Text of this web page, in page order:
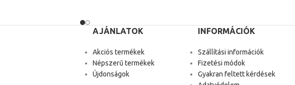
AJÁNLATOK
Akciós termékek
Népszerű termékek
Újdonságok
INFORMÁCIÓK
Szállítási információk
Fizetési módok
Gyakran feltett kérdések